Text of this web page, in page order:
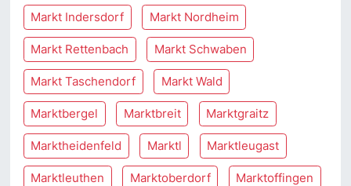
Markt Indersdorf Markt Nordheim
Markt Rettenbach Markt Schwaben
Markt Taschendorf Markt Wald
Marktbergel Marktbreit Marktgraitz
Marktheidenfeld Marktl Marktleugast
Marktleuthen Marktoberdorf Marktoffingen